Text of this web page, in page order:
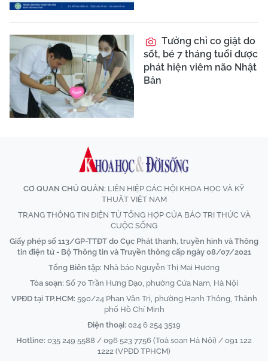
Tưởng chỉ co giật do
sốt, bé 7 tháng tuổi được
phát hiện viêm não Nhật
Bản
CƠ QUAN CHỦ QUẢN: LIÊN HIỆP CÁC HỘI KHOA HỌC VÀ KỸ
THUẬT VIỆT NAM
TRANG THÔNG TIN ĐIỆN TỬ TỔNG HỢP CỦA BÁO TRI THỨC VÀ
CUỘC SỐNG
Giấy phép số 113/GP-TTĐT do Cục Phát thanh, truyền hình và Thông
tin điện tử - Bộ Thông tin và Truyền thông cấp ngày 08/07/2021
Tổng Biên tập: Nhà báo Nguyễn Thị Mai Hương
Tòa soạn: Số 70 Trần Hưng Đạo, phường Cửa Nam, Hà Nội
VPĐD tại TP.HCM: 590/24 Phan Văn Trị, phường Hạnh Thông, Thành
phố Hồ Chí Minh
Điện thoại: 024 6 254 3519
Hotline: 035 249 5588 / 096 523 7756 (Toà soạn Hà Nội) / 091 122
1222 (VPĐD TPHCM)